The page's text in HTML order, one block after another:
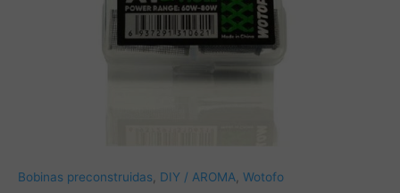
Bobinas preconstruidas DIY / AROMA Wotofo